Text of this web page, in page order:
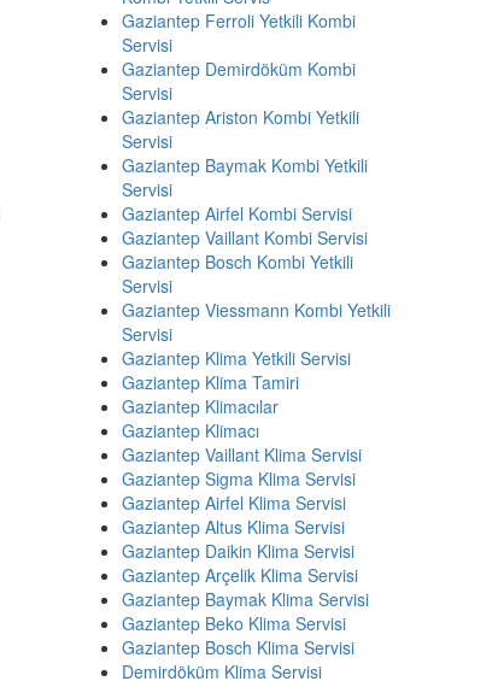
Gaziantep Ferroli Yetkili Kombi
Servisi
Gaziantep Demirdöküm Kombi
Servisi
Gaziantep Ariston Kombi Yetkili
Servisi
Gaziantep Baymak Kombi Yetkili
Servisi
Gaziantep Airfel Kombi Servisi
Gaziantep Vaillant Kombi Servisi
Gaziantep Bosch Kombi Yetkili
Servisi
Gaziantep Viessmann Kombi Yetkili
Servisi
Gaziantep Klima Yetkili Servisi
Gaziantep Klima Tamiri
Gaziantep Klimacılar
Gaziantep Klimacı
Gaziantep Vaillant Klima Servisi
Gaziantep Sigma Klima Servisi
Gaziantep Airfel Klima Servisi
Gaziantep Altus Klima Servisi
Gaziantep Daikin Klima Servisi
Gaziantep Arçelik Klima Servisi
Gaziantep Baymak Klima Servisi
Gaziantep Beko Klima Servisi
Gaziantep Bosch Klima Servisi
Demirdöküm Klima Servisi